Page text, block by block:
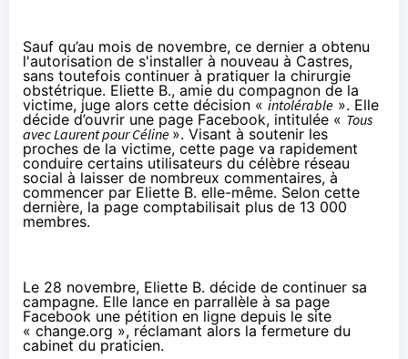
Sauf qu’au mois de novembre, ce dernier a obtenu
l'autorisation de s'installer à nouveau à Castres,
sans toutefois continuer à pratiquer la chirurgie
obstétrique. Eliette B., amie du compagnon de la
victime, juge alors cette décision « intolérable ». Elle
décide d’ouvrir une page Facebook, intitulée « Tous
avec Laurent pour Céline ». Visant à soutenir les
proches de la victime, cette page va rapidement
conduire certains utilisateurs du célèbre réseau
social à laisser de nombreux commentaires, à
commencer par Eliette B. elle-même. Selon cette
dernière, la page comptabilisait plus de 13 000
membres.
Le 28 novembre, Eliette B. décide de continuer sa
campagne. Elle lance en parrallèle à sa page
Facebook une pétition en ligne depuis le site
« change.org », réclamant alors la fermeture du
cabinet du praticien.